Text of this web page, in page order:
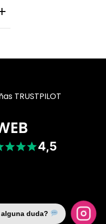
TRUSTPILOT
4,5
duda?